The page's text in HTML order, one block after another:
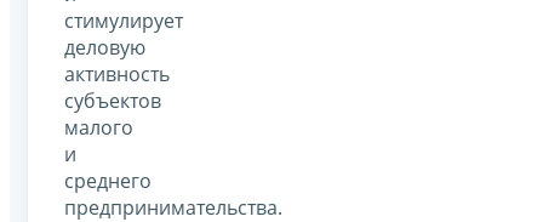
стимулирует
деловую
активность
субъектов
малого
и
среднего
предпринимательства.